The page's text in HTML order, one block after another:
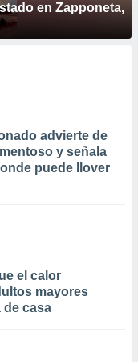
en Zapponeta,
advierte de
y señala
puede llover
el calor
mayores
de casa